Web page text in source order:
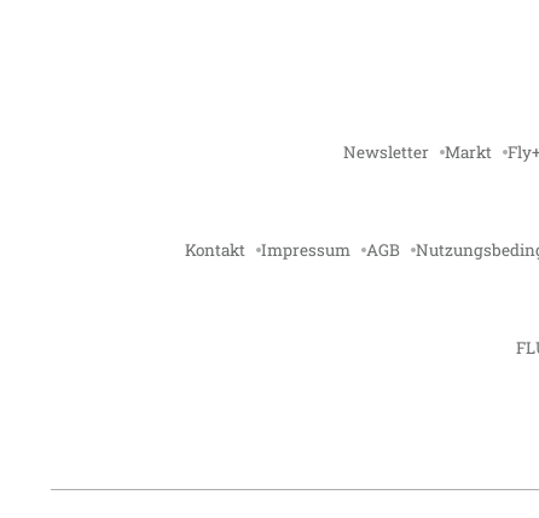
Newsletter Markt Fly+
Kontakt Impressum AGB